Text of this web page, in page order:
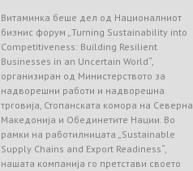
Витаминка беше дел од Националниот
бизнис форум „Turning Sustainability into
Competitiveness: Building Resilient
Businesses in an Uncertain World“,
организиран од Министерството за
надворешни работи и надворешна
трговија, Стопанската комора на Северна
Македонија и Обединетите Нации. Во
рамки на работилницата „Sustainable
Supply Chains and Export Readiness“,
нашата компанија го претстави своето